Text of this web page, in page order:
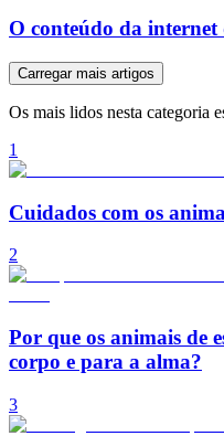
O conteúdo da
Carregar mais artigos
Os mais lidos nesta categoria
1
Cuidados com os
2
Por que os animais de
corpo e para a alma?
3